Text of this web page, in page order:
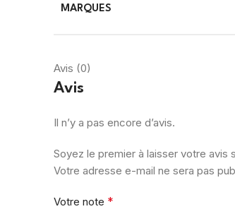
MARQUES
Avis (0)
Avis
Il n’y a pas encore d’avis.
Soyez le premier à laisser votre avis
Votre adresse e-mail ne sera pas
Votre note *